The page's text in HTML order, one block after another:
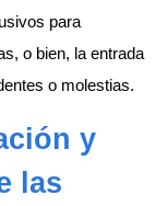
para
o bien, la entrada
o molestias.
y
las